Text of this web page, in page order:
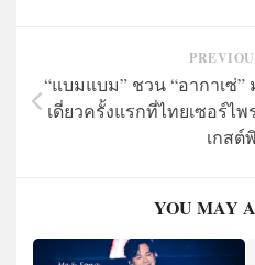
“แบมแบม” ชวน “อากาเซ่
เดี่ยวครั้งแรกที่ไทยเซอร์ไ
เกสต์
YOU MAY